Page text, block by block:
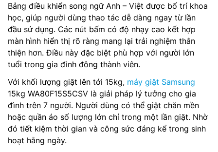
Bảng điều khiển song ngữ Anh – Việt được bố trí khoa
học, giúp người dùng thao tác dễ dàng ngay từ lần
đầu sử dụng. Các nút bấm có độ nhạy cao kết hợp
màn hình hiển thị rõ ràng mang lại trải nghiệm thân
thiện hơn. Điều này đặc biệt phù hợp với người lớn
tuổi trong gia đình đông thành viên.
Với khối lượng giặt lên tới 15kg, máy giặt Samsung
15kg WA80F15S5CSV là giải pháp lý tưởng cho gia
đình trên 7 người. Người dùng có thể giặt chăn mền
hoặc quần áo số lượng lớn chỉ trong một lần giặt. Nhờ
đó tiết kiệm thời gian và công sức đáng kể trong sinh
hoạt hằng ngày.